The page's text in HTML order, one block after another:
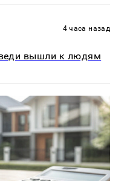
4 часа назад
вышли к людям